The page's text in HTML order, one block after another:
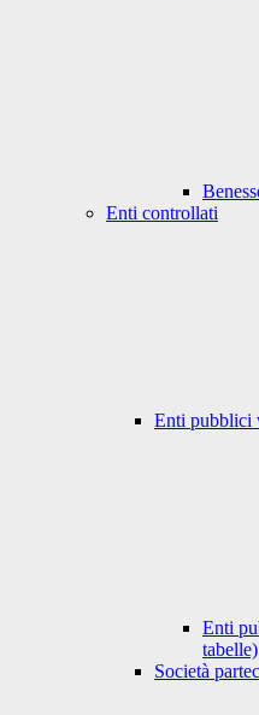
Enti controllati
Enti pubblici
Enti
tabelle)
Società